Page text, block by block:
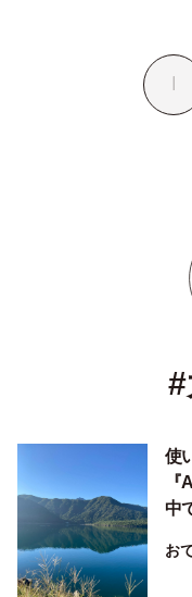
使
中
お